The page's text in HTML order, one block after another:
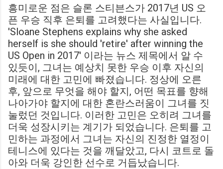
흥미로운 점은 슬론 스티븐스가 2017년 US 오
픈 우승 직후 은퇴를 고려했다는 사실입니다.
'Sloane Stephens explains why she asked
herself is she should 'retire' after winning the
US Open in 2017' 이라는 뉴스 제목에서 알 수
있듯이, 그녀는 예상치 못한 우승 이후 자신의
미래에 대한 고민에 빠졌습니다. 정상에 오른
후, 앞으로 무엇을 해야 할지, 어떤 목표를 향해
나아가야 할지에 대한 혼란스러움이 그녀를 짓
눌렀던 것입니다. 이러한 고민은 오히려 그녀를
더욱 성장시키는 계기가 되었습니다. 은퇴를 고
민하는 과정에서 그녀는 자신의 진정한 열정이
테니스에 있다는 것을 깨달았고, 다시 코트로 돌
아와 더욱 강인한 선수로 거듭났습니다.